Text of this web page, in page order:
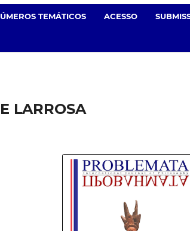
TEMÁTICOS ACESSO
LARROSA